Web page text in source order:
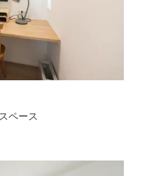
ペース